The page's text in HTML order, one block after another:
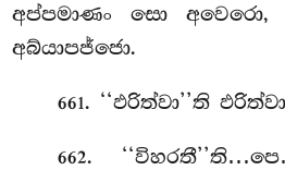
අප්පමාණං සො
අබ්යාපජ්ජො.
661. ‘‘ඵරිත්වා’’ති
662.